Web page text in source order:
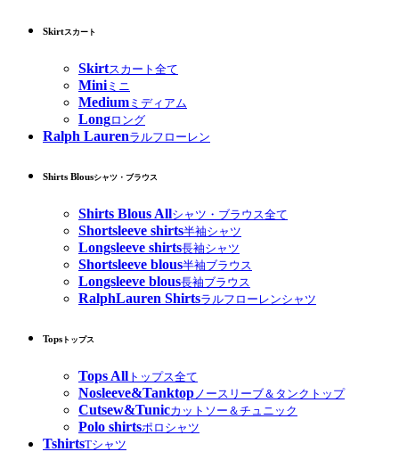
Skirtスカート
Skirtスカート全て
Miniミニ
Medium ミディアム
Longロング
Ralph Laurenラルフローレン
Shirts Blousシャツ・ブラウス
Shirts Blous Allシャツ・ブラウス全て
Shortsleeve shirts半袖シャツ
Longsleeve shirts長袖シャツ
Shortsleeve blous半袖ブラウス
Longsleeve blous長袖ブラウス
RalphLauren Shirtsラルフローレンシャツ
Tops トップス
Tops All トップス全て
Nosleeve&Tanktop ノースリーブ＆タンクトップ
Cutsew&Tunicカットソー＆チュニック
Polo shirtsポロシャツ
TshirtsTシャツ